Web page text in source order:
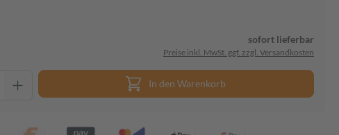
sofort lieferbar
Preise inkl. MwSt. ggf. zzgl. Versandkosten
In den Warenkorb